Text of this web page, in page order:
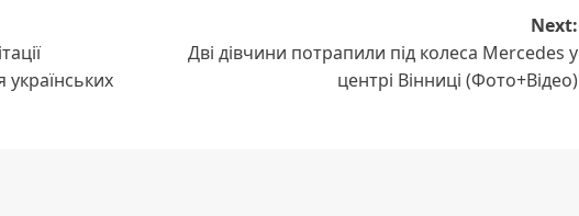
Next:
Дві дівчини потрапили під колеса Mercedes у
центрі Вінниці (Фото+Відео)